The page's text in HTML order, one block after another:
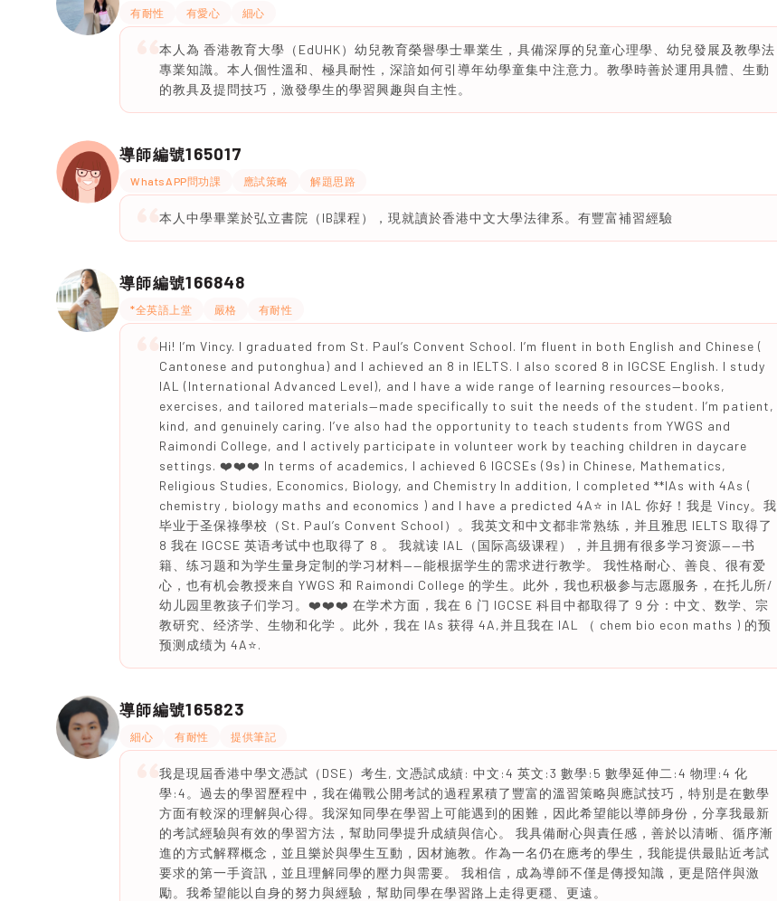
有耐性 有愛心 細心
本人為 香港教育大學（EdUHK）幼兒教育榮譽學士畢業生，具備深厚的兒童心理學、幼兒發展及教學法
專業知識。本人個性溫和、極具耐性，深諳如何引導年幼學童集中注意力。教學時善於運用具體、生動
的教具及提問技巧，激發學生的學習興趣與自主性。
導師編號165017
WhatsAPP問功課 應試策略 解題思路
本人中學畢業於弘立書院（IB課程），現就讀於香港中文大學法律系。有豐富補習經驗
導師編號166848
*全英語上堂 嚴格 有耐性
Hi! I’m Vincy. I graduated from St. Paul’s Convent School. I’m fluent in both English and Chinese (
Cantonese and putonghua) and I achieved an 8 in IELTS. I also scored 8 in IGCSE English. I study
IAL (International Advanced Level), and I have a wide range of learning resources—books,
exercises, and tailored materials—made specifically to suit the needs of the student. I’m patient,
kind, and genuinely caring. I’ve also had the opportunity to teach students from YWGS and
Raimondi College, and I actively participate in volunteer work by teaching children in daycare
settings. ❤️❤️❤️ In terms of academics, I achieved 6 IGCSEs (9s) in Chinese, Mathematics,
Religious Studies, Economics, Biology, and Chemistry In addition, I completed **IAs with 4As (
chemistry , biology maths and economics ) and I have a predicted 4A⭐️ in IAL 你好！我是 Vincy。我
毕业于圣保祿學校（St. Paul’s Convent School）。我英文和中文都非常熟练，并且雅思 IELTS 取得了
8 我在 IGCSE 英语考试中也取得了 8 。 我就读 IAL（国际高级课程），并且拥有很多学习资源——书
籍、练习题和为学生量身定制的学习材料——能根据学生的需求进行教学。 我性格耐心、善良、很有爱
心，也有机会教授来自 YWGS 和 Raimondi College 的学生。此外，我也积极参与志愿服务，在托儿所/
幼儿园里教孩子们学习。❤️❤️❤️ 在学术方面，我在 6 门 IGCSE 科目中都取得了 9 分：中文、数学、宗
教研究、经济学、生物和化学 。此外，我在 IAs 获得 4A,并且我在 IAL （ chem bio econ maths ) 的预
预测成绩为 4A⭐️.
導師編號165823
細心 有耐性 提供筆記
我是現屆香港中學文憑試（DSE）考生, 文憑試成績: 中文:4 英文:3 數學:5 數學延伸二:4 物理:4 化
學:4。過去的學習歷程中，我在備戰公開考試的過程累積了豐富的溫習策略與應試技巧，特別是在數學
方面有較深的理解與心得。我深知同學在學習上可能遇到的困難，因此希望能以導師身份，分享我最新
的考試經驗與有效的學習方法，幫助同學提升成績與信心。 我具備耐心與責任感，善於以清晰、循序漸
進的方式解釋概念，並且樂於與學生互動，因材施教。作為一名仍在應考的學生，我能提供最貼近考試
要求的第一手資訊，並且理解同學的壓力與需要。 我相信，成為導師不僅是傳授知識，更是陪伴與激
勵。我希望能以自身的努力與經驗，幫助同學在學習路上走得更穩、更遠。